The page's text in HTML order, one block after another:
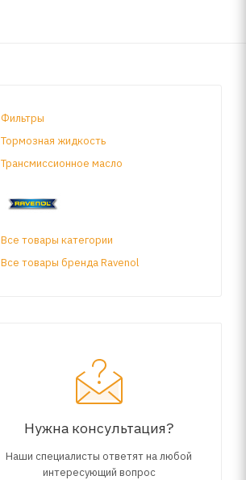
Фильтры
Тормозная жидкость
Трансмиссионное масло
Все товары категории
Все товары бренда Ravenol
Нужна консультация?
Наши специалисты ответят на любой
интересующий вопрос